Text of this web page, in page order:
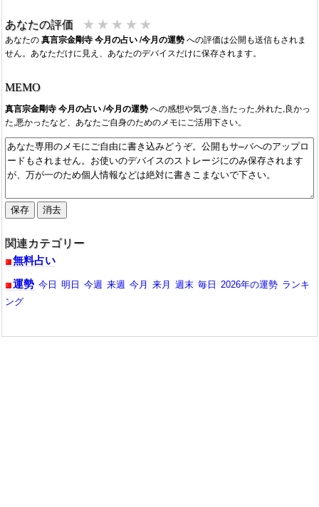
2017/05/09：5月の今月の運勢が公開されています。
2017/04/06：4月の今月の運勢が公開されています。
2017/03/06：3月の今月の運勢が公開されています。
2016/10/09：10月の今月の運勢が公開されています。
あなたの評価 ★ ★ ★ ★ ★
あなたの真言宗金剛寺 今月の占い /今月の運勢への評価は公開も送信もされま
せん。あなただけに見え、あなたのデバイスだけに保存されます。
MEMO
真言宗金剛寺 今月の占い /今月の運勢への感想や気づき,当たった,外れた,良かっ
た,悪かったなど、あなたご自身のためのメモにご活用下さい。
関連カテゴリー
無料占い
運勢 今日 明日 今週 来週 今月 来月 週末 毎日 2026年の運勢 ランキ
ング